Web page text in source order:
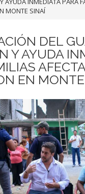
MONTE SINAÍ
DEL
Y AYUDA
EN